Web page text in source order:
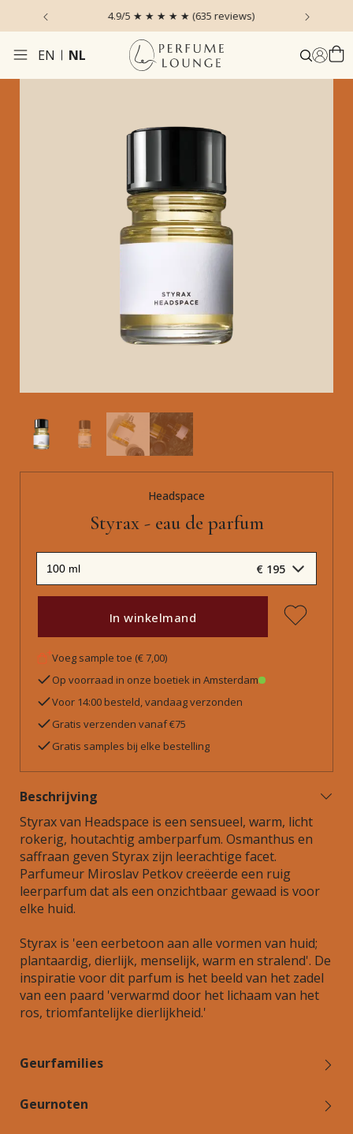
4.9/5 ★ ★ ★ ★ ★ (635 reviews)
EN NL
Headspace
Styrax - eau de parfum
€ 195
In winkelmand
Voeg sample toe (€ 7,00)
Op voorraad in onze boetiek in Amsterdam
Voor 14:00 besteld, vandaag verzonden
Gratis verzenden vanaf €75
Gratis samples bij elke bestelling
Beschrijving
Styrax van Headspace is een sensueel, warm, licht
rokerig, houtachtig amberparfum. Osmanthus en
saffraan geven Styrax zijn leerachtige facet.
Parfumeur Miroslav Petkov creëerde een ruig
leerparfum dat als een onzichtbaar gewaad is voor
elke huid.
Styrax is 'een eerbetoon aan alle vormen van huid;
plantaardig, dierlijk, menselijk, warm en stralend'. De
inspiratie voor dit parfum is het beeld van het zadel
van een paard 'verwarmd door het lichaam van het
ros, triomfantelijke dierlijkheid.'
Geurfamilies
Geurnoten